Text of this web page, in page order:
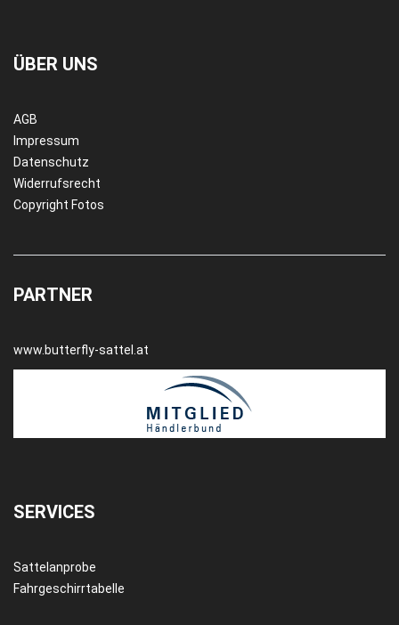
ÜBER UNS
AGB
Impressum
Datenschutz
Widerrufsrecht
Copyright Fotos
PARTNER
www.butterfly-sattel.at
SERVICES
Sattelanprobe
Fahrgeschirrtabelle